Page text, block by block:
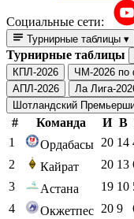
Социальные сети:
Турнирные таблицы ▾
Турнирные таблицы
КПЛ-2026
ЧМ-2026 по
АПЛ-2026
Ла Лига-
Шотландский
# Команда И В
1
Ордабасы 20 14
2
Кайрат 20 13
3
Астана 19 10
4
Окжетпес 20 9